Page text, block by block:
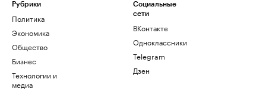
Рубрики
Политика
Экономика
Общество
Бизнес
Технологии и
медиа
Социальные
сети
ВКонтакте
Одноклассники
Telegram
Дзен